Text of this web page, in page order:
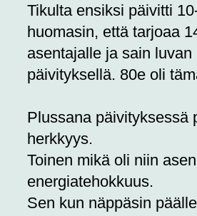
Tikulta ensiksi päivitti
huomasin, että tarjoaa
asentajalle ja sain
päivityksellä. 80e oli
Plussana päivityksessä
herkkyys.
Toinen mikä oli niin
energiatehokkuus.
Sen kun näppäsin